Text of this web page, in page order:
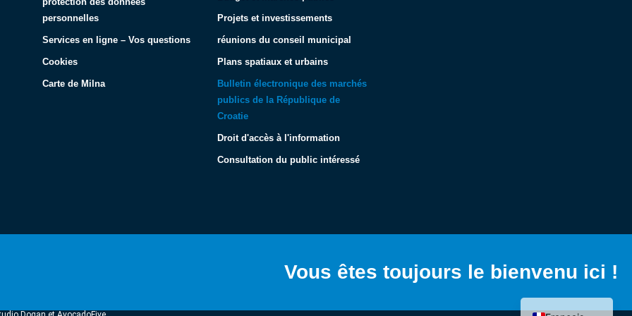
personnelles
Services en ligne – Vos questions
Cookies
Carte de Milna
Projets et investissements
réunions du conseil municipal
Plans spatiaux et urbains
Bulletin électronique des marchés
publics de la République de
Croatie
Droit d'accès à l'information
Consultation du public intéressé
Vous êtes toujours le bienvenu ici !
English (UK)